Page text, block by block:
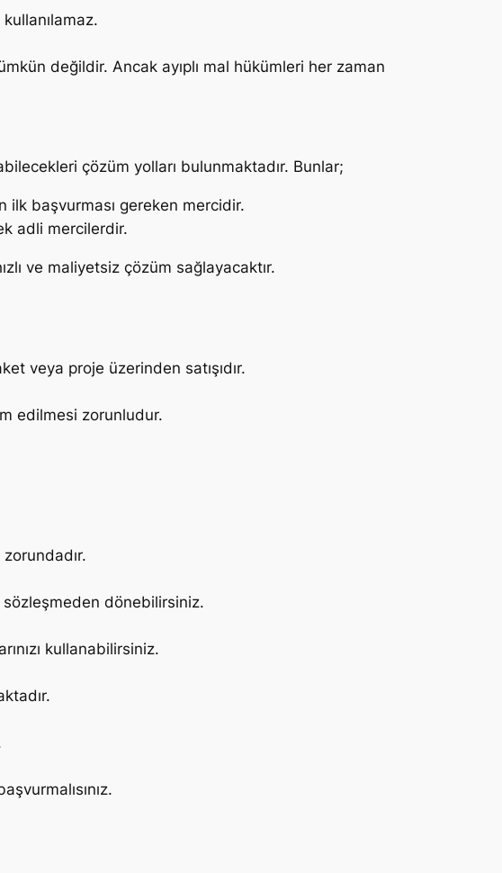
değildir. Ancak ayıplı mal hükümleri her zaman
çözüm yolları bulunmaktadır. Bunlar;
ilk başvurması gereken mercidir.
adli mercilerdir.
ve maliyetsiz çözüm sağlayacaktır.
veya proje üzerinden satışıdır.
edilmesi zorunludur.
sözleşmeden dönebilirsiniz.
kullanabilirsiniz.